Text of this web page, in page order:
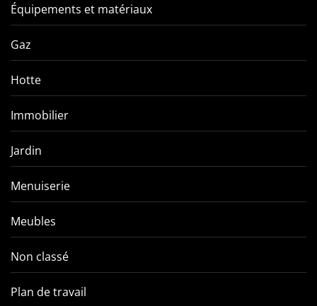
Équipements et matériaux
Gaz
Hotte
Immobilier
Jardin
Menuiserie
Meubles
Non classé
Plan de travail